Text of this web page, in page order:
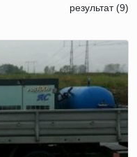
результат (9)